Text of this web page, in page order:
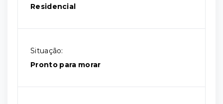
Residencial
Situação:
Pronto para morar